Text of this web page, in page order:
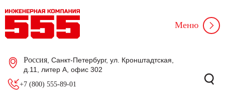
Россия , Санкт-Петербург, ул. Кронштадтская,
д.11, литер А, офис 302
+7 (800) 555-89-01
Меню